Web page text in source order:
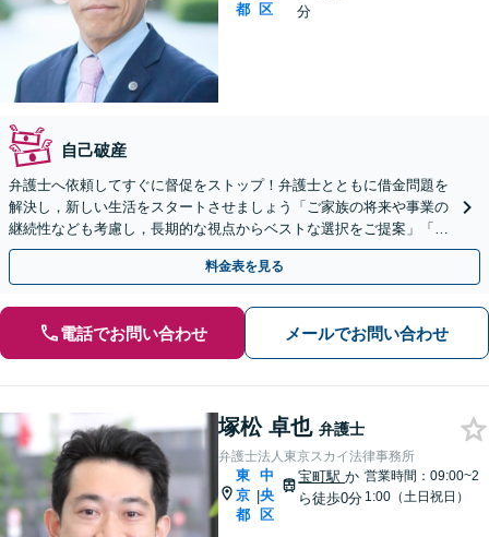
都
区
分
自己破産
弁護士へ依頼してすぐに督促をストップ！弁護士とともに借金問題を
解決し，新しい生活をスタートさせましょう「ご家族の将来や事業の
継続性なども考慮し，長期的な視点からベストな選択をご提案」「あ
なたの未来のために全力でサポート」【休日・夜間相談可】
料金表を見る
電話でお問い合わせ メールでお問い合わせ
塚松 卓也 弁護士
弁護士法人東京スカイ法律事務所
東
京
都
|
中
央
区
宝町駅か
ら徒歩0分
営業時間：09:00~2
1:00（土日祝日）